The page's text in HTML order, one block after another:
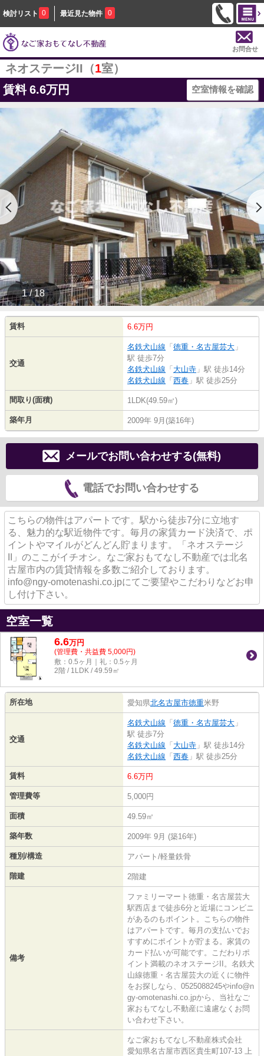
検討リスト 0 最近見た物件 0
お問合せ
ネオステージII（1室）
賃料 6.6万円 空室情報を確認
1 / 18
賃料 6.6万円
交通
名鉄犬山線 「 徳重・名古屋芸大 」
駅 徒歩7分
名鉄犬山線 「 大山寺 」駅 徒歩14分
名鉄犬山線 「 西春 」駅 徒歩25分
間取り(面積) 1LDK(49.59㎡)
築年月 2009年 9月(築16年)
メールでお問い合わせする(無料)
電話でお問い合わせする
こちらの物件はアパートです。駅から徒歩7分に立地す
る、魅力的な駅近物件です。毎月の家賃カード決済で、ポ
イントやマイルがどんどん貯まります。「ネオステージ
II」のここがイチオシ。なご家おもてなし不動産では北名
古屋市内の賃貸情報を多数ご紹介しております。
info@ngy-omotenashi.co.jpにてご要望やこだわりなどお申
し付け下さい。
空室一覧
6.6万円
(管理費・共益費 5,000円)
敷：0.5ヶ月｜礼：0.5ヶ月
2階 / 1LDK / 49.59㎡
所在地 愛知県北名古屋市徳重米野
交通
名鉄犬山線 「 徳重・名古屋芸大 」
駅 徒歩7分
名鉄犬山線 「 大山寺 」駅 徒歩14分
名鉄犬山線 「 西春 」駅 徒歩25分
賃料 6.6万円
管理費等 5,000円
面積 49.59㎡
築年数 2009年 9月 (築16年)
種別/構造 アパート/軽量鉄骨
階建 2階建
備考
ファミリーマート徳重・名古屋芸大
駅西店まで徒歩6分と近場にコンビニ
があるのもポイント。こちらの物件
はアパートです。毎月の支払いでお
すすめにポイントが貯まる。家賃の
カード払いが可能です。こだわりポ
イント満載のネオステージII。名鉄犬
山線徳重・名古屋芸大の近くに物件
をお探しなら、0525088245やinfo@n
gy-omotenashi.co.jpから、当社なご
家おもてなし不動産に遠慮なくお問
い合わせ下さい。
なご家おもてなし不動産株式会社
愛知県名古屋市西区貴生町107-13 上